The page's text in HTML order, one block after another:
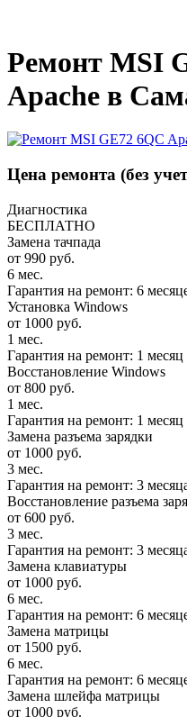
Ремонт MSI
Apache в
Цена ремонта (без
Диагностика
БЕСПЛАТНО
Замена тачпада
от 990 руб.
6 мес.
Гарантия на ремонт: 6
Установка Windows
от 1000 руб.
1 мес.
Гарантия на ремонт: 1 месяц
Восстановление Windows
от 800 руб.
1 мес.
Гарантия на ремонт: 1 месяц
Замена разъема зарядки
от 1000 руб.
3 мес.
Гарантия на ремонт: 3
Восстановление разъема
от 600 руб.
3 мес.
Гарантия на ремонт: 3
Замена клавиатуры
от 1000 руб.
6 мес.
Гарантия на ремонт: 6
Замена матрицы
от 1500 руб.
6 мес.
Гарантия на ремонт: 6
Замена шлейфа матрицы
от 1000 руб.